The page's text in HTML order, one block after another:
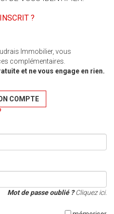
?
Immobilier, vous
complémentaires.
et ne vous engage en rien.
COMPTE
Mot de passe oublié ?Cliquez ici.